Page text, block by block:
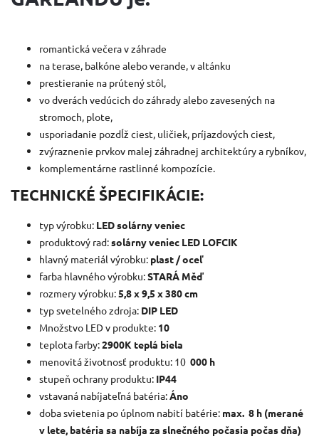
romantická večera v záhrade
na terase, balkóne alebo verande, v altánku
prestieranie na prútený stôl,
vo dverách vedúcich do záhrady alebo zavesených na
stromoch, plote,
usporiadanie pozdĺž ciest, uličiek, príjazdových ciest,
zvýraznenie prvkov malej záhradnej architektúry a rybníkov,
komplementárne rastlinné kompozície.
TECHNICKÉ ŠPECIFIKÁCIE:
typ výrobku: LED solárny veniec
produktový rad:solárny veniec LED LOFCIK
hlavný materiál výrobku: plast / oceľ
farba hlavného výrobku:STARÁ Měď
rozmery výrobku:5,8 x 9,5 x 380 cm
typ svetelného zdroja: DIP LED
Množstvo LED v produkte: 10
teplota farby:2900K teplá biela
menovitá životnosť produktu: 10 000 h
stupeň ochrany produktu: IP44
vstavaná nabíjateľná batéria:Áno
doba svietenia po úplnom nabití batérie: max. 8 h (merané
v lete, batéria sa nabíja za slnečného počasia počas dňa)